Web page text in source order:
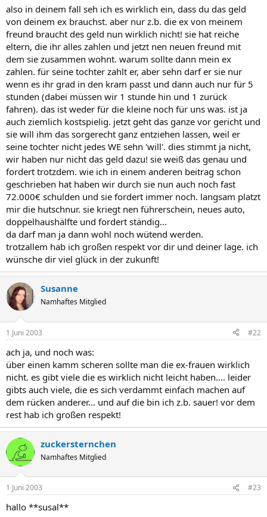
also in deinem fall seh ich es wirklich ein, dass du das geld
von deinem ex brauchst. aber nur z.b. die ex von meinem
freund braucht des geld nun wirklich nicht! sie hat reiche
eltern, die ihr alles zahlen und jetzt nen neuen freund mit
dem sie zusammen wohnt. warum sollte dann mein ex
zahlen. für seine tochter zahlt er, aber sehn darf er sie nur
wenn es ihr grad in den kram passt und dann auch nur für 5
stunden (dabei müssen wir 1 stunde hin und 1 zurück
fahren). das ist weder für die kleine noch für uns was. ist ja
auch ziemlich kostspielig. jetzt geht das ganze vor gericht und
sie will ihm das sorgerecht ganz entziehen lassen, weil er
seine tochter nicht jedes WE sehn 'will'. dies stimmt ja nicht,
wir haben nur nicht das geld dazu! sie weiß das genau und
fordert trotzdem. wie ich in einem anderen beitrag schon
geschrieben hat haben wir durch sie nun auch noch fast
72.000€ schulden und sie fordert immer noch. langsam platzt
mir die hutschnur. sie kriegt nen führerschein, neues auto,
doppelhaushälfte und fordert ständig...
da darf man ja dann wohl noch wütend werden.
trotzallem hab ich großen respekt vor dir und deiner lage. ich
wünsche dir viel glück in der zukunft!
Susanne
Namhaftes Mitglied
1 Juni 2003 #22
ach ja, und noch was:
über einen kamm scheren sollte man die ex-frauen wirklich
nicht. es gibt viele die es wirklich nicht leicht haben.... leider
gibts auch viele, die es sich verdammt einfach machen auf
dem rücken anderer... und auf die bin ich z.b. sauer! vor dem
rest hab ich großen respekt!
zuckersternchen
Namhaftes Mitglied
1 Juni 2003 #23
hallo **susal**